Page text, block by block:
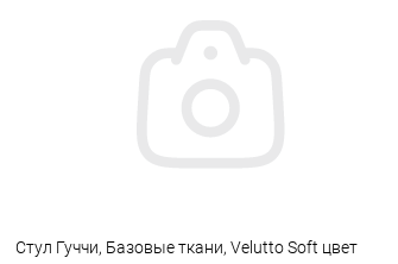
Стул Гуччи, Базовые ткани, Velutto Soft цвет